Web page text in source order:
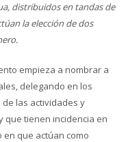
distribuidos en tandas de
la elección de dos
empieza a nombrar a
delegando en los
las actividades y
que tienen incidencia en
en que actúan como